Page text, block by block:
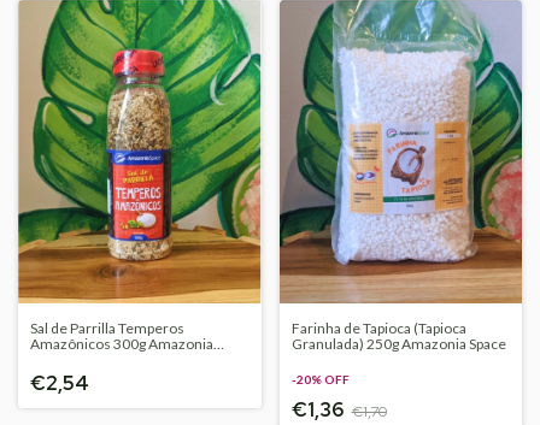
Sal de Parrilla Temperos
Amazônicos 300g Amazonia
€2,54
Farinha de Tapioca (Tapioca
Granulada) 250g Amazonia Space
-20%OFF
€1,36 €1,70